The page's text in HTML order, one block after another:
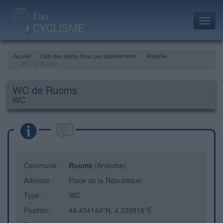
Accueil Liste des points d'eau par départements
Ardèche
WC de Ruoms
WC
Commune : Ruoms (Ardèche)
Adresse :
Place de la République
Type :
WC
Position :
44.454144°N, 4.339816°E